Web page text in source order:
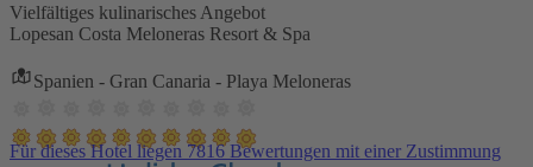
Vielfältiges kulinarisches Angebot
Lopesan Costa Meloneras Resort & Spa
Spanien - Gran Canaria - Playa Meloneras
Für dieses Hotel liegen 7816 Bewertungen mit einer Zustimmung